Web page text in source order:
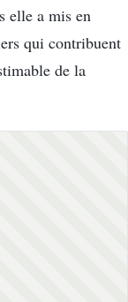
elle a mis en
qui contribuent
de la